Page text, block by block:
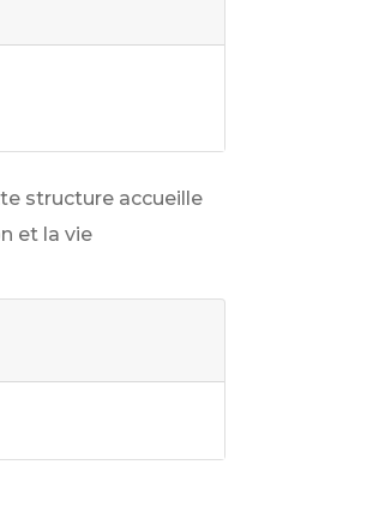
structure accueille
et la vie